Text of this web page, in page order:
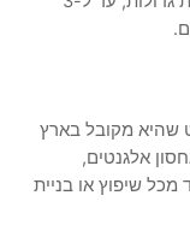
שהיא מקובל בארץ
אחסון אלגנטים,
שיפוץ או בניית